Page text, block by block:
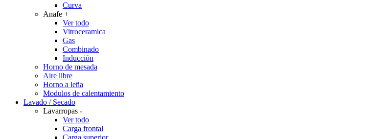
Curva
Anafe +
Ver todo
Vitroceramica
Gas
Combinado
Inducción
Horno de mesada
Aire libre
Horno a leña
Modulos de calentamiento
Lavado / Secado
Lavarropas -
Ver todo
Carga frontal
Carga superior